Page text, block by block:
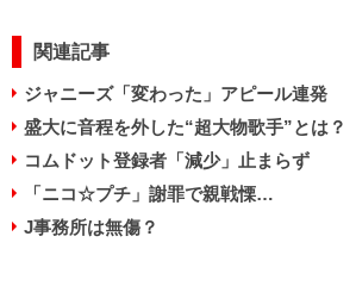
関連記事
ジャニーズ「変わった」アピール連発
盛大に音程を外した“超大物歌手”とは？
コムドット登録者「減少」止まらず
「ニコ☆プチ」謝罪で親戦慄…
J事務所は無傷？